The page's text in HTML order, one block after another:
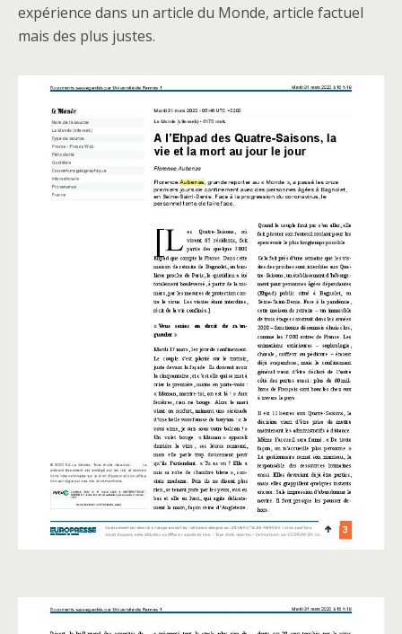
expérience dans un article du Monde, article factuel
mais des plus justes.